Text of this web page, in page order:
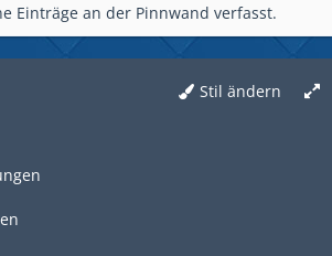
Einträge an der Pinnwand verfasst.
Stil ändern